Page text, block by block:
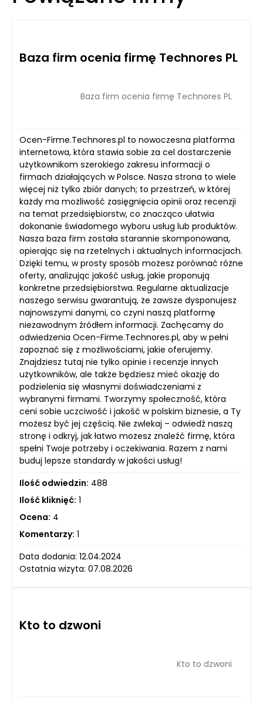
Baza firm ocenia firmę Technores PL
Baza firm ocenia firmę Technores PL
Ocen-Firme.Technores.pl to nowoczesna platforma
internetowa, która stawia sobie za cel dostarczenie
użytkownikom szerokiego zakresu informacji o
firmach działających w Polsce. Nasza strona to wiele
więcej niż tylko zbiór danych; to przestrzeń, w której
każdy ma możliwość zasięgnięcia opinii oraz recenzji
na temat przedsiębiorstw, co znacząco ułatwia
dokonanie świadomego wyboru usług lub produktów.
Nasza baza firm została starannie skomponowana,
opierając się na rzetelnych i aktualnych informacjach.
Dzięki temu, w prosty sposób możesz porównać różne
oferty, analizując jakość usług, jakie proponują
konkretne przedsiębiorstwa. Regularne aktualizacje
naszego serwisu gwarantują, że zawsze dysponujesz
najnowszymi danymi, co czyni naszą platformę
niezawodnym źródłem informacji. Zachęcamy do
odwiedzenia Ocen-Firme.Technores.pl, aby w pełni
zapoznać się z możliwościami, jakie oferujemy.
Znajdziesz tutaj nie tylko opinie i recenzje innych
użytkowników, ale także będziesz mieć okazję do
podzielenia się własnymi doświadczeniami z
wybranymi firmami. Tworzymy społeczność, która
ceni sobie uczciwość i jakość w polskim biznesie, a Ty
możesz być jej częścią. Nie zwlekaj – odwiedź naszą
stronę i odkryj, jak łatwo możesz znaleźć firmę, która
spełni Twoje potrzeby i oczekiwania. Razem z nami
buduj lepsze standardy w jakości usług!
Ilość odwiedzin: 488
Ilość kliknięć: 1
Ocena: 4
Komentarzy: 1
Data dodania: 12.04.2024
Ostatnia wizyta: 07.08.2026
Kto to dzwoni
Kto to dzwoni